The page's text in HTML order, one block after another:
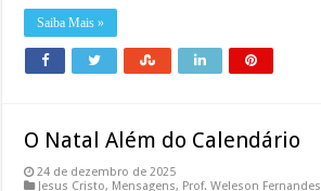
Saiba Mais »
O Natal Além do Calendário
24 de dezembro de 2025
Jesus Cristo, Mensagens, Prof. Weleson Fernandes